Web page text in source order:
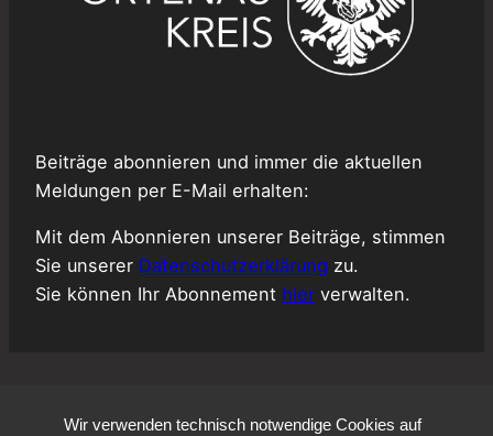
Beiträge abonnieren und immer die aktuellen
Meldungen per E-Mail erhalten:
Mit dem Abonnieren unserer Beiträge, stimmen
Sie unserer Datenschutzerklärung zu.
Sie können Ihr Abonnement hier verwalten.
Wir verwenden technisch notwendige Cookies auf